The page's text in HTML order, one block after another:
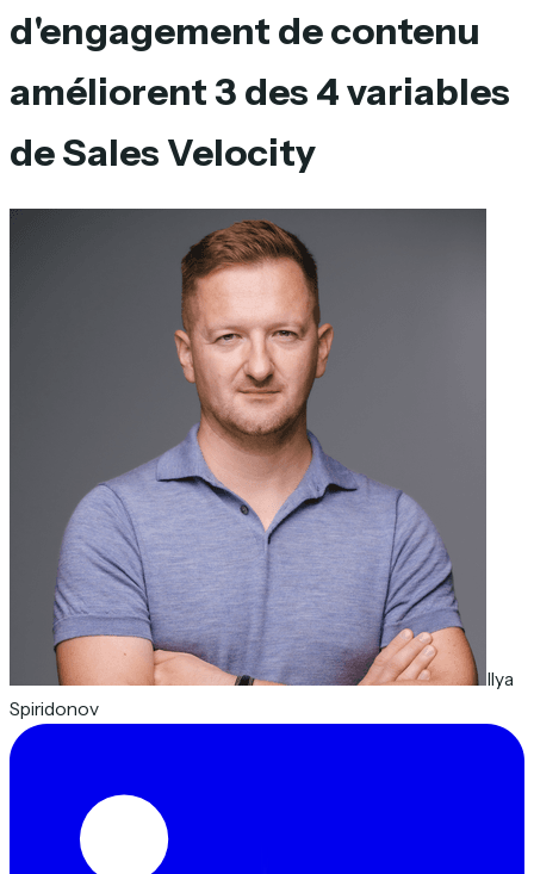
d'engagement de contenu
améliorent 3 des 4 variables
de Sales Velocity
Ilya
Spiridonov